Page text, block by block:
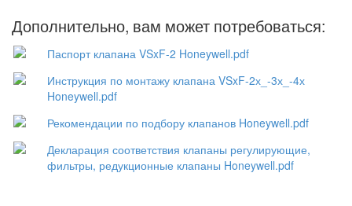
Дополнительно, вам может потребоваться:
Паспорт клапана VSxF-2 Honeywell.pdf
Инструкция по монтажу клапана VSxF-2х_-3х_-4х
Honeywell.pdf
Рекомендации по подбору клапанов Honeywell.pdf
Декларация соответствия клапаны регулирующие,
фильтры, редукционные клапаны Honeywell.pdf